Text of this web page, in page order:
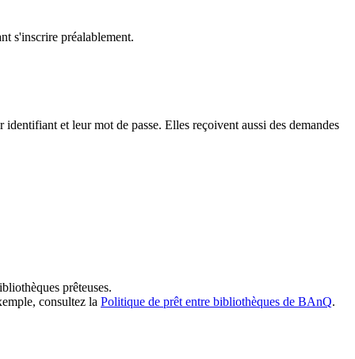
s'inscrire préalablement.
et leur mot de passe. Elles reçoivent aussi des demandes
prêteuses.
consultez la Politique de prêt entre bibliothèques de BAnQ.